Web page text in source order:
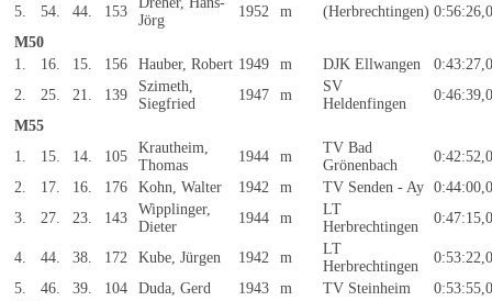
5. 54. 44. 153
Jörg
1952 m (Herbrechtingen)
M50
1.
16. 15. 156 Hauber, Robert 1949 m DJK Ellwangen
2.
25. 21. 139
Szimeth,
Siegfried
1947 m
SV
Heldenfingen
M55
1.
15. 14. 105
Krautheim,
Thomas
1944 m
TV Bad
Grönenbach
2.
17. 16. 176 Kohn, Walter 1942 m TV Senden - Ay
3.
27. 23. 143
Wipplinger,
Dieter
1944 m
LT
Herbrechtingen
4. 44. 38. 172 Kube, Jürgen 1942 m
LT
Herbrechtingen
5.
46. 39. 104 Duda, Gerd 1943 m TV Steinheim